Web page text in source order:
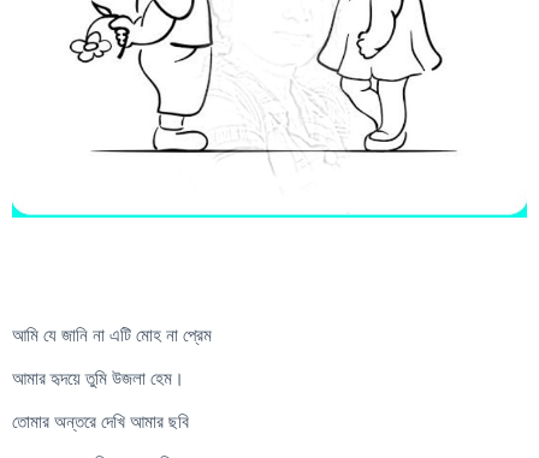
আমি যে জানি না এটি মোহ না প্রেম
আমার হৃদয়ে তুমি উজলা হেম।
তোমার অন্তরে দেখি আমার ছবি